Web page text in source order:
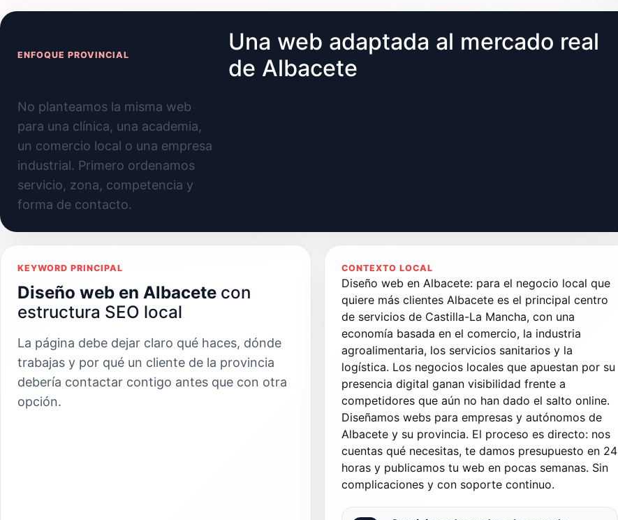
ENFOQUE PROVINCIAL
Una web adaptada al mercado real
de Albacete
No planteamos la misma web
para una clínica, una academia,
un comercio local o una empresa
industrial. Primero ordenamos
servicio, zona, competencia y
forma de contacto.
KEYWORD PRINCIPAL
Diseño web en Albacete con
estructura SEO local
La página debe dejar claro qué haces, dónde
trabajas y por qué un cliente de la provincia
debería contactar contigo antes que con otra
opción.
CONTEXTO LOCAL
Diseño web en Albacete: para el negocio local que
quiere más clientes Albacete es el principal centro
de servicios de Castilla-La Mancha, con una
economía basada en el comercio, la industria
agroalimentaria, los servicios sanitarios y la
logística. Los negocios locales que apuestan por su
presencia digital ganan visibilidad frente a
competidores que aún no han dado el salto online.
Diseñamos webs para empresas y autónomos de
Albacete y su provincia. El proceso es directo: nos
cuentas qué necesitas, te damos presupuesto en 24
horas y publicamos tu web en pocas semanas. Sin
complicaciones y con soporte continuo.